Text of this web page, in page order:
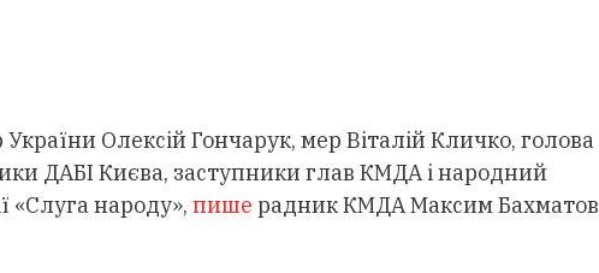
Олексій Гончарук, мер Віталій Кличко, голова
ДАБІ Києва, заступники глав КМДА і народний
«Слуга народу», пише радник КМДА Максим Бахматов